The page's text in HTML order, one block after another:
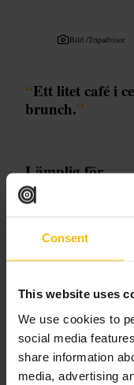
Consent
This website uses
We use cookies to
social media
share information
media, advertising
Bild /Tripadvisor
“Ett litet café i
brunch.”
Lämplig för
#
Vad du kan
av lokala gäster och
passar morgon- och
Planera ditt